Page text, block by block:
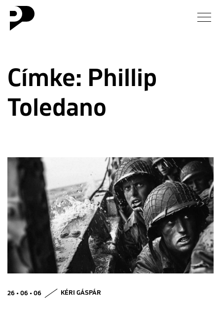
Galéria
Interjú
Rólunk
ENGLISH
Címke: Phillip
Toledano
26 • 06 • 06 KÉRI GÁSPÁR